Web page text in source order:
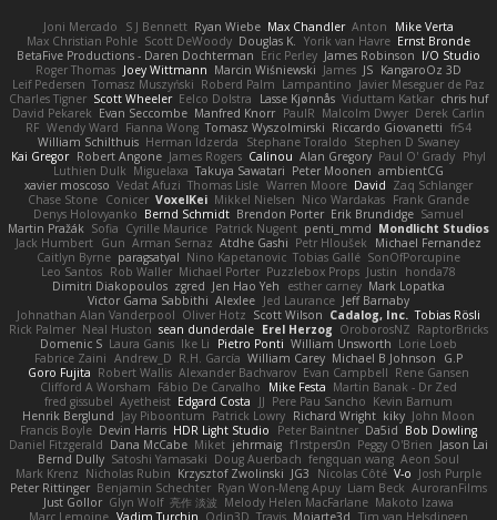
Joni Mercado S J Bennett Ryan Wiebe Max Chandler Anton
Mike Verta
Max Christian Pohle Scott DeWoody Douglas K. Yorik van Havre Ernst Bronde
BetaFive Productions - Daren Dochterman Eric Perley James Robinson I/O Studio
Roger Thomas Joey Wittmann Marcin Wiśniewski James JS KangaroOz 3D
Leif Pedersen Tomasz Muszyński Roberd Palm Lampantino Javier Meseguer de Paz
Charles Tigner Scott Wheeler Eelco Dolstra Lasse Kjønnås Viduttam Katkar chris huf
David Pekarek Evan Seccombe Manfred Knorr PaulR Malcolm Dwyer Derek Carlin
RF Wendy Ward Fianna Wong Tomasz Wyszolmirski Riccardo Giovanetti fr54
William Schilthuis Herman Idzerda Stephane Toraldo Stephen D Swaney
Kai Gregor Robert Angone James Rogers Calinou Alan Gregory Paul O' Grady Phyl
Luthien Dulk Miguelaxa Takuya Sawatari Peter Moonen ambientCG
xavier moscoso Vedat Afuzi Thomas Lisle Warren Moore David Zaq Schlanger
Chase Stone Conicer VoxelKei Mikkel Nielsen Nico Wardakas Frank Grande
Denys Holovyanko Bernd Schmidt Brendon Porter Erik Brundidge Samuel
Martin Pražák Sofia Cyrille Maurice Patrick Nugent penti_mmd Mondlicht Studios
Jack Humbert Gun Arman Sernaz Atdhe Gashi Petr Hloušek
Michael Fernandez
Caitlyn Byrne paragsatyal Nino Kapetanovic Tobias Gallé SonOfPorcupine
Leo Santos Rob Waller Michael Porter Puzzlebox Props Justin
honda78
Dimitri Diakopoulos zgred Jen Hao Yeh esther carney Mark Lopatka
Victor Gama Sabbithi Alexlee Jed Laurance Jeff Barnaby
Johnathan Alan Vanderpool Oliver Hotz Scott Wilson Cadalog, Inc. Tobias Rösli
Rick Palmer Neal Huston sean dunderdale Erel Herzog OroborosNZ RaptorBricks
Domenic S Laura Ganis Ike Li Pietro Ponti William Unsworth Lorie Loeb
Fabrice Zaini Andrew_D R.H. García William Carey Michael B Johnson
G.P
Goro Fujita Robert Wallis Alexander Bachvarov Evan Campbell Rene Gansen
Clifford A Worsham Fábio De Carvalho Mike Festa Martin Banak - Dr Zed
fred gissubel Ayetheist Edgard Costa JJ Pere Pau Sancho Kevin Barnum
Henrik Berglund Jay Piboontum Patrick Lowry Richard Wright kiky John Moon
Francis Boyle Devin Harris HDR Light Studio Peter Baintner Da5id Bob Dowling
Daniel Fitzgerald Dana McCabe Miket jehrmaig f1rstpers0n Peggy O'Brien Jason Lai
Bernd Dully Satoshi Yamasaki Doug Auerbach fengquan wang Aeon Soul
Mark Krenz Nicholas Rubin Krzysztof Zwolinski JG3 Nicolas Côté V-o Josh Purple
Peter Rittinger Benjamin Schechter Ryan Won-Meng Apuy Liam Beck AuroranFilms
Just Gollor Glyn Wolf 亮作 淡波 Melody Helen MacFarlane Makoto Izawa
Marc Lemoine Vadim Turchin Odin3D Travis Moiarte3d Tim van Helsdingen